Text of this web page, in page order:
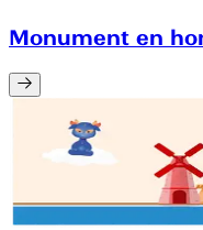
Monument en